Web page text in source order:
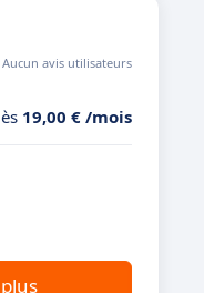
Aucun avis utilisateurs
19,00 € /mois